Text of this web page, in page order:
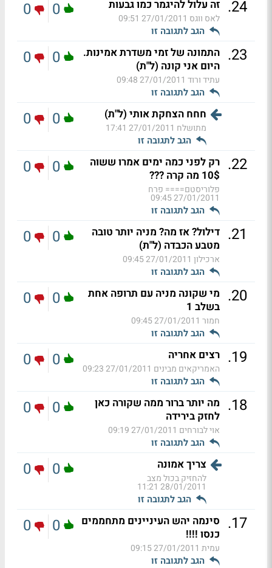
24
. זה עלול להיגמר כמו גבעות
לאס ווגס 27/01/2011 09:51
הגב לתגובה זו
0
0
23
. התמונה של זמי משדרת אמינות.
היום אני קונה (ל"ת)
עתיד ורוד 27/01/2011 09:48
הגב לתגובה זו
0
0
חחח הצחקת אותי (ל"ת)
מתושלח 27/01/2011 17:41
הגב לתגובה זו
0
0
22
. רק לפני כמה ימים אמרו ששוה
10$ מה קרה ???
פלוריסטם==== פרח
27/01/2011 09:45
הגב לתגובה זו
0
0
21
. דילול? אז מה? מניה יותר טובה
מטבע הכבדה (ל"ת)
ארכילון 27/01/2011 09:45
הגב לתגובה זו
0
0
20
. מי שקונה מניה עם תרופה אחת
בשלב 1
חמור 27/01/2011 09:45
הגב לתגובה זו
0
0
19
. רצים אחריה
האמריקאים מבינים 27/01/2011 09:23
הגב לתגובה זו
0
0
18
.
מה יותר ברור ממה שקורה כאן
לחזק בירידה
אוי לבורחים 27/01/2011 09:19
הגב לתגובה זו
0
0
צריך אמונה
להחזיק בכול מצב
28/01/2011 11:21
הגב לתגובה זו
0
0
17
. סינמה יהש העיניינים מתחממים
כנסו !!!!
עמית 27/01/2011 09:15
הגב לתגובה זו
0
0